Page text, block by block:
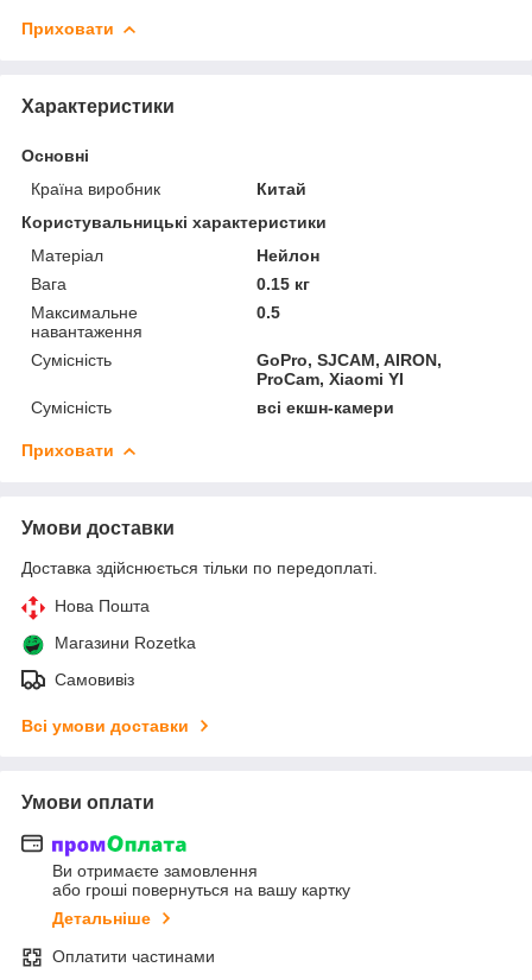
Приховати
Характеристики
Основні
Країна виробник
Китай
Користувальницькі характеристики
Матеріал
Нейлон
Вага
0.15 кг
Максимальне
навантаження
0.5
Сумісність
GoPro, SJCAM, AIRON,
ProCam, Xiaomi YI
Сумісність
всі екшн-камери
Приховати
Умови доставки
Доставка здійснюється тільки по передоплаті.
Нова Пошта
Магазини Rozetka
Самовивіз
Всі умови доставки
Умови оплати
Ви отримаєте замовлення
або гроші повернуться на вашу картку
Детальніше
Оплатити частинами